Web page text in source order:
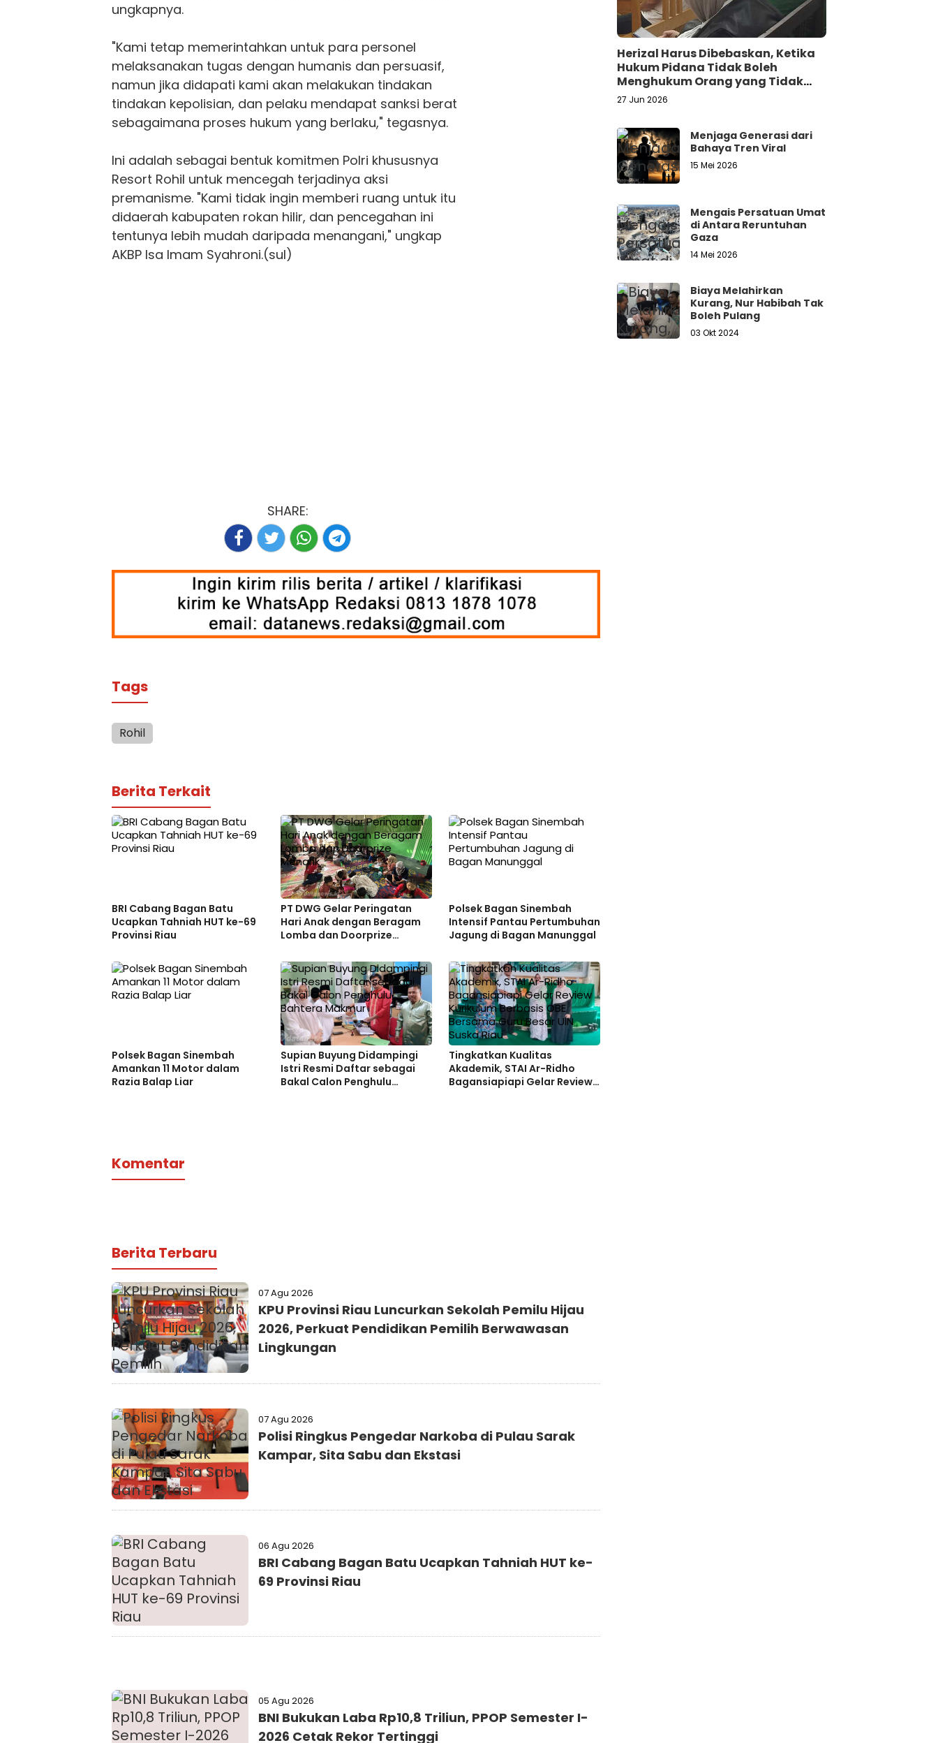
ungkapnya.
"Kami tetap memerintahkan untuk para personel
melaksanakan tugas dengan humanis dan persuasif,
namun jika didapati kami akan melakukan tindakan
tindakan kepolisian, dan pelaku mendapat sanksi berat
sebagaimana proses hukum yang berlaku," tegasnya.
Ini adalah sebagai bentuk komitmen Polri khususnya
Resort Rohil untuk mencegah terjadinya aksi
premanisme. "Kami tidak ingin memberi ruang untuk itu
didaerah kabupaten rokan hilir, dan pencegahan ini
tentunya lebih mudah daripada menangani," ungkap
AKBP Isa Imam Syahroni.(sul)
SHARE:
Tags
Rohil
Berita Terkait
BRI Cabang Bagan Batu
Ucapkan Tahniah HUT ke-69
Provinsi Riau
PT DWG Gelar Peringatan
Hari Anak dengan Beragam
Lomba dan Doorprize
Polsek Bagan Sinembah
Intensif Pantau Pertumbuhan
Jagung di Bagan Manunggal
Polsek Bagan Sinembah
Amankan 11 Motor dalam
Razia Balap Liar
Supian Buyung Didampingi
Istri Resmi Daftar sebagai
Bakal Calon Penghulu
Tingkatkan Kualitas
Akademik, STAI Ar-Ridho
Bagansiapiapi Gelar Review
Komentar
Berita Terbaru
07 Agu 2026
KPU Provinsi Riau Luncurkan Sekolah Pemilu Hijau
2026, Perkuat Pendidikan Pemilih Berwawasan
Lingkungan
07 Agu 2026
Polisi Ringkus Pengedar Narkoba di Pulau Sarak
Kampar, Sita Sabu dan Ekstasi
06 Agu 2026
BRI Cabang Bagan Batu Ucapkan Tahniah HUT ke-
69 Provinsi Riau
05 Agu 2026
BNI Bukukan Laba Rp10,8 Triliun, PPOP Semester I-
2026 Cetak Rekor Tertinggi
Herizal Harus Dibebaskan, Ketika
Hukum Pidana Tidak Boleh
Menghukum Orang yang Tidak
Bersalah
27 Jun 2026
Menjaga Generasi dari
Bahaya Tren Viral
15 Mei 2026
Mengais Persatuan Umat
di Antara Reruntuhan
Gaza
14 Mei 2026
Biaya Melahirkan
Kurang, Nur Habibah Tak
Boleh Pulang
03 Okt 2024